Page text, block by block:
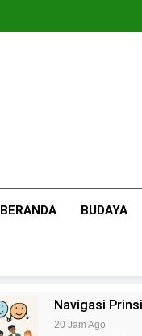
BERANDA BUDAYA
Navigasi
20 Jam Ago